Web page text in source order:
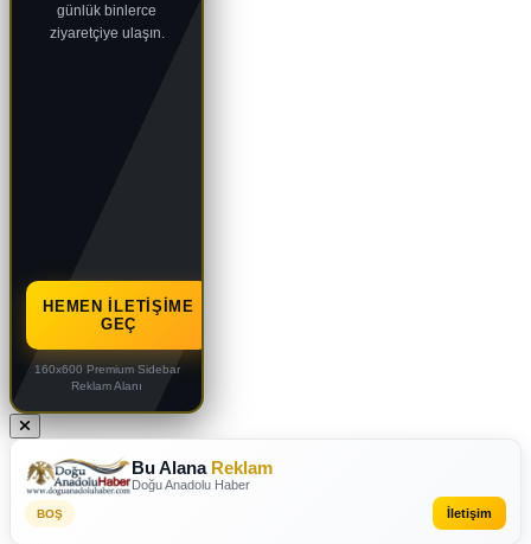
günlük binlerce
ziyaretçiye ulaşın.
HEMEN İLETIŞIME
GEÇ
160x600 Premium Sidebar
Reklam Alanı
Bu Alana Reklam
Doğu Anadolu Haber
BOŞ İletişim